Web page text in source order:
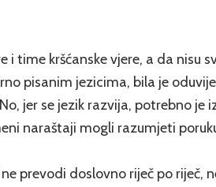
i time kršćanske vjere, a da nisu
pisanim jezicima, bila je
jer se jezik razvija, potrebno je
naraštaji mogli razumjeti
prevodi doslovno riječ po riječ,